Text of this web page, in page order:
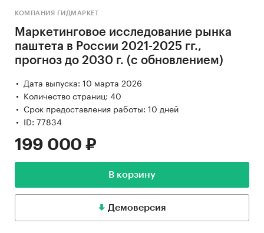
КОМПАНИЯ ГИДМАРКЕТ
Маркетинговое исследование рынка
паштета в России 2021-2025 гг.,
прогноз до 2030 г. (с обновлением)
Дата выпуска: 10 марта 2026
Количество страниц: 40
Срок предоставления работы: 10 дней
ID: 77834
199 000 ₽
В корзину
Демоверсия